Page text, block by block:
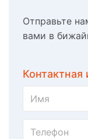
Отправьте
вами в